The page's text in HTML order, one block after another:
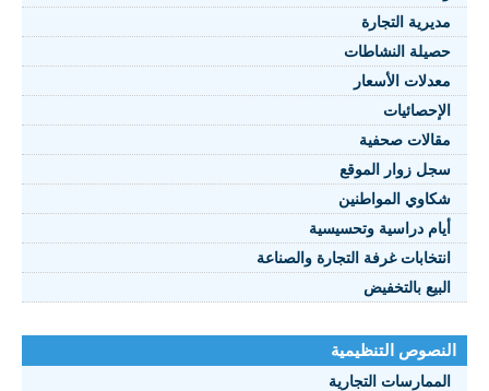
النصوص 2021
FRANÇAIS
مديرية التجارة
حصيلة النشاطات
معدلات الأسعار
الإحصائيات
مقالات صحفية
سجل زوار الموقع
شكاوي المواطنين
أيام دراسية وتحسيسية
انتخابات غرفة التجارة والصناعة
البيع بالتخفيض
النصوص التنظيمية
الممارسات التجارية